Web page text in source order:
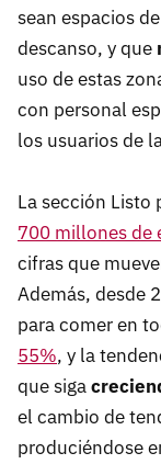
sean espacios
descanso, y que
uso de estas
con personal
los usuarios de
La sección Listo
700 millones de
cifras que
Además, desde
para comer en
55%, y la
que siga
el cambio de
produciéndose